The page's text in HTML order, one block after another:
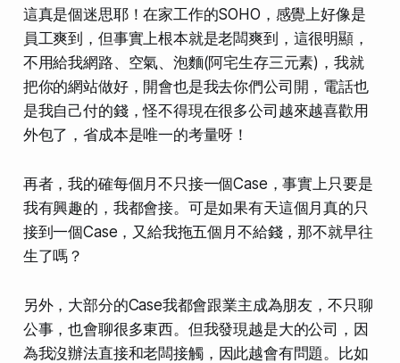
這真是個迷思耶！在家工作的SOHO，感覺上好像是
員工爽到，但事實上根本就是老闆爽到，這很明顯，
不用給我網路、空氣、泡麵(阿宅生存三元素)，我就
把你的網站做好，開會也是我去你們公司開，電話也
是我自己付的錢，怪不得現在很多公司越來越喜歡用
外包了，省成本是唯一的考量呀！
再者，我的確每個月不只接一個Case，事實上只要是
我有興趣的，我都會接。可是如果有天這個月真的只
接到一個Case，又給我拖五個月不給錢，那不就早往
生了嗎？
另外，大部分的Case我都會跟業主成為朋友，不只聊
公事，也會聊很多東西。但我發現越是大的公司 ，因
為我沒辦法直接和老闆接觸， 因此越會有問題 。 比如